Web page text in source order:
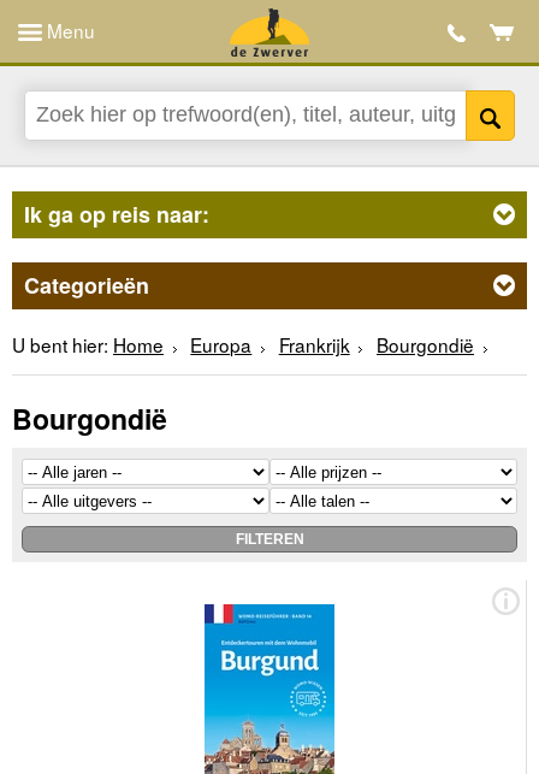
Menu
Ik ga op reis naar:
Categorieën
U bent hier: Home Europa Frankrijk Bourgondië
Bourgondië